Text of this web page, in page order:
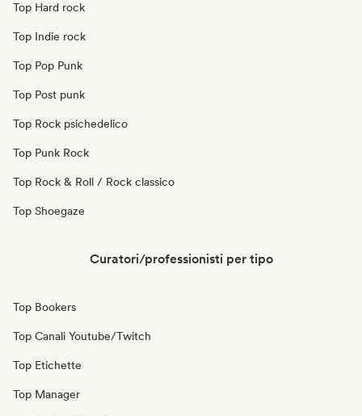
Top Hard rock
Top Indie rock
Top Pop Punk
Top Post punk
Top Rock psichedelico
Top Punk Rock
Top Rock & Roll / Rock classico
Top Shoegaze
Curatori/professionisti per tipo
Top Bookers
Top Canali Youtube/Twitch
Top Etichette
Top Manager